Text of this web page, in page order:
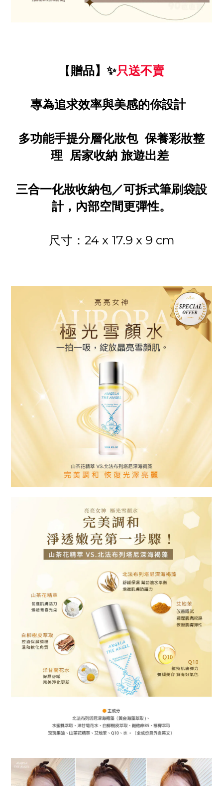
【贈品】✨只送不賣
專為追求效率與美感的你設計
多功能手提分層化妝包 保養彩妝整
理 居家收納 旅遊出差
三合一化妝收納包／可拆式筆刷袋設
計，內部空間更彈性。
尺寸：24 x 17.9 x 9 cm